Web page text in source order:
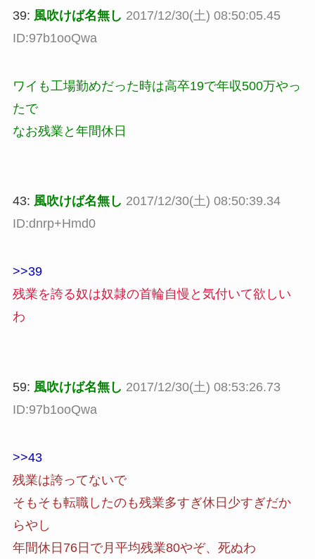
39: 風吹けば名無し 2017/12/30(土) 08:50:05.45
ID:97b1ooQwa
ワイも工場勤めだった時は高卒19で年収500万やっ
たで
なお残業と年間休日
43: 風吹けば名無し 2017/12/30(土) 08:50:39.34
ID:dnrp+Hmd0
>>39
残業を誇る奴は奴隷の首輪自慢と気付いて欲しい
わ
59: 風吹けば名無し 2017/12/30(土) 08:53:26.73
ID:97b1ooQwa
>>43
残業は誇ってないで
そもそも転職したのも残業多すぎ休日少すぎだか
らやし
年間休日76日で月平均残業80やぞ、死ぬわ